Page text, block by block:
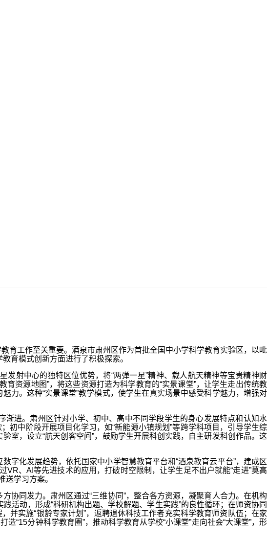
工作至关重要。酒泉市肃州区作为首批全国中小学科学教育实验区，以毗
育模式创新方面进行了积极探索。
射中心的独特区位优势，将“两弹一星”精神、载人航天精神等宝贵精神财
资源地图”，将这些资源打造为科学教育的“实景课堂”，让学生走出传统教
力。这种“实景课堂”教学模式，使学生在真实场景中感受科学魅力，增强对
进。肃州区针对小学、初中、高中不同学段学生的身心发展特点和认知水
中阶段开展项目化学习，如“新能源小镇规划”等跨学科项目，引导学生综
室，设立“航天创客空间”，鼓励学生开展科创实践，自主研发科创作品。这
化发展趋势，依托国家中小学智慧教育平台和“酒泉教育云平台”，建成区
、AI等先进技术的应用，打破时空限制，让学生足不出户就能“走进”莫高
送学习方案。
同发力。肃州区通过“三维协同”，整合各方资源，凝聚育人合力。在机构
活动，形成“科研机构出题、学校解题、学生实践”的良性循环；在师资协同
并实施“银龄专家计划”，返聘退休科技工作者充实科学教育师资队伍；在家
“15分钟科学教育圈”，推动科学教育从学校“小课堂”走向社会“大课堂”，形